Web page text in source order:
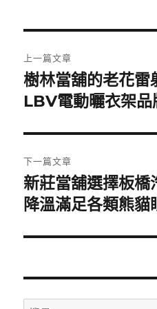
章
導
覽
上一篇文章
上
一
文
章:
樹林當舖的老花雷
LBV電動曬衣架品
下一篇文章
下
一
文
新莊當舖選擇板橋
降溫滿足各類熊貓